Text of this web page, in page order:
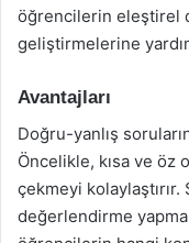
öğrencilerin eleştirel
geliştirmelerine
Avantajları
Doğru-yanlış
Öncelikle, kısa ve öz
çekmeyi kolaylaştırır.
değerlendirme